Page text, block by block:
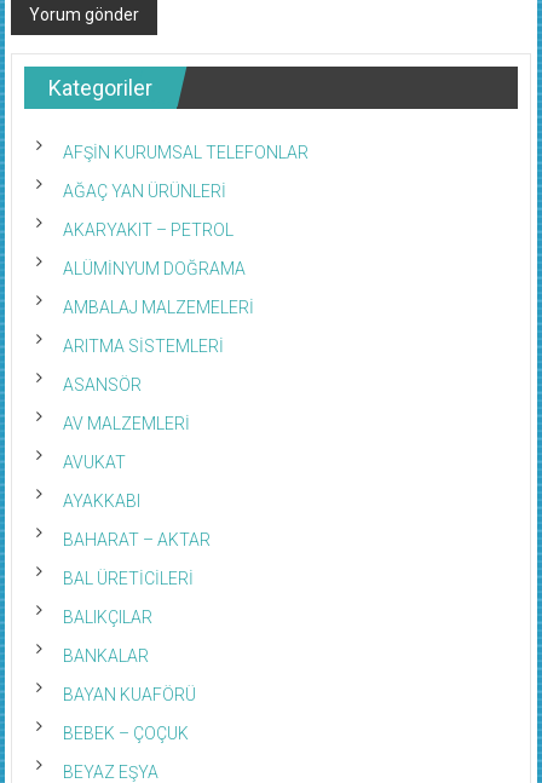
Kategoriler
AFŞİN KURUMSAL TELEFONLAR
AĞAÇ YAN ÜRÜNLERİ
AKARYAKIT – PETROL
ALÜMİNYUM DOĞRAMA
AMBALAJ MALZEMELERİ
ARITMA SİSTEMLERİ
ASANSÖR
AV MALZEMLERİ
AVUKAT
AYAKKABI
BAHARAT – AKTAR
BAL ÜRETİCİLERİ
BALIKÇILAR
BANKALAR
BAYAN KUAFÖRÜ
BEBEK – ÇOÇUK
BEYAZ EŞYA